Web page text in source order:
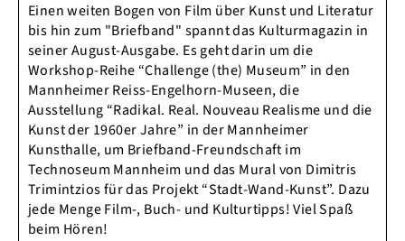
Einen weiten Bogen von Film über Kunst und Literatur
bis hin zum "Briefband" spannt das Kulturmagazin in
seiner August-Ausgabe. Es geht darin um die
Workshop-Reihe “Challenge (the) Museum” in den
Mannheimer Reiss-Engelhorn-Museen, die
Ausstellung “Radikal. Real. Nouveau Realisme und die
Kunst der 1960er Jahre” in der Mannheimer
Kunsthalle, um Briefband-Freundschaft im
Technoseum Mannheim und das Mural von Dimitris
Trimintzios für das Projekt “Stadt-Wand-Kunst”. Dazu
jede Menge Film-, Buch- und Kulturtipps! Viel Spaß
beim Hören!